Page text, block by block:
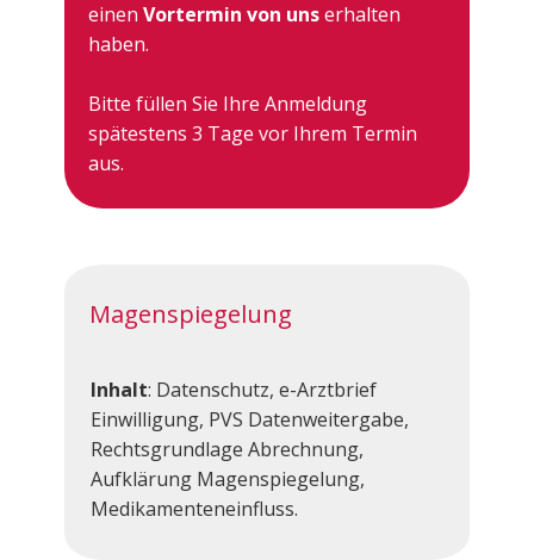
einen Vortermin von unserhalten
haben.
Bitte füllen Sie Ihre Anmeldung
spätestens 3 Tage vor Ihrem Termin
aus.
Magenspiegelung
Inhalt: Datenschutz, e-Arztbrief
Einwilligung, PVS Datenweitergabe,
Rechtsgrundlage Abrechnung,
Aufklärung Magenspiegelung,
Medikamenteneinfluss.